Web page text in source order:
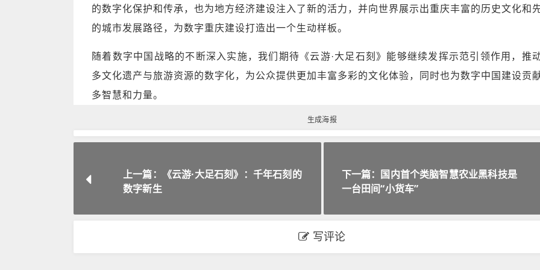
的数字化保护和传承，也为地方经济建设注入了新的活力，并向世界展示出重庆丰富的历史文化和
的城市发展路径，为数字重庆建设打造出一个生动样板。
随着数字中国战略的不断深入实施，我们期待《云游·大足石刻》能够继续发挥示范引领作用，推
多文化遗产与旅游资源的数字化，为公众提供更加丰富多彩的文化体验，同时也为数字中国建设贡
多智慧和力量。
生成海报
上一篇：《云游·大足石刻》：千年石刻的
数字新生
下一篇：国内首个类脑智慧农业黑科技是
一台田间“小货车”
写评论